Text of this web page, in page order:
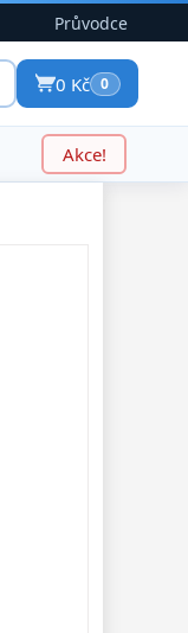
Průvodce
0 Kč 0
Akce!